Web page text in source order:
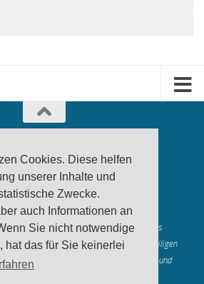
Cookies. Diese helfen
unserer Inhalte und
Zwecke.
auch Informationen an
Sie nicht notwendige
hat das für Sie keinerlei
- 2007-2026
|Medienzentrum Gerstetten
Warenzeichen und Logos innerhalb dieses
die Marken- und Urheberechte der jeweiligen
und dienen lediglich der Berichterstattung und